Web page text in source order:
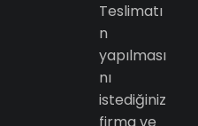
Teslimatı
n
yapılması
nı
istediğiniz